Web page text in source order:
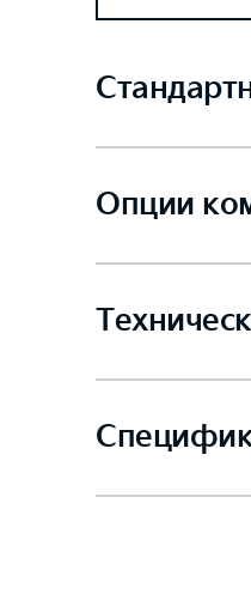
Опции